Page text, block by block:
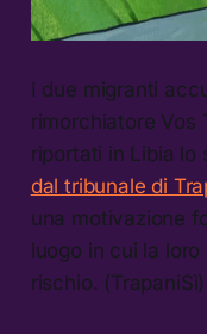
I due migranti
rimorchiatore Vos
riportati in Libia lo
dal tribunale di
una motivazione
luogo in cui la
rischio. (TrapaniSì)